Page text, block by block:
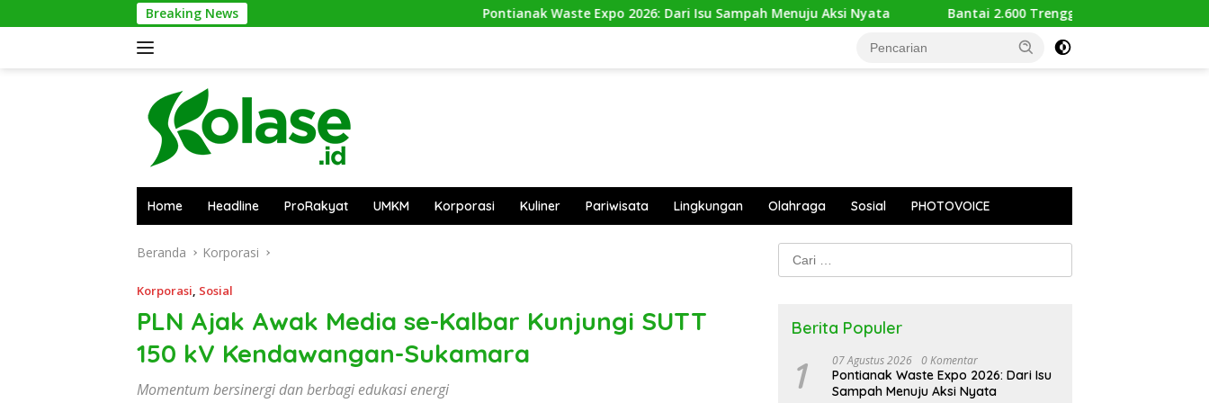
ke
Breaking News Pontianak Waste Expo 2026: Dari Isu Sampah Menuju Aksi Nyata Bantai 2.600 Trenggiling Demi Mitos Sesat, Polisi Gulung
Home Headline ProRakyat UMKM Korporasi Kuliner Pariwisata Lingkungan Olahraga Sosial PHOTOVOICE
Beranda Korporasi
Korporasi, Sosial
PLN Ajak Awak Media se-Kalbar Kunjungi SUTT
150 kV Kendawangan-Sukamara
Momentum bersinergi dan berbagi edukasi energi
Cari
untuk:
Berita Populer
1 07 Agustus 2026 0 Komentar
Pontianak Waste Expo 2026: Dari Isu
Sampah Menuju Aksi Nyata